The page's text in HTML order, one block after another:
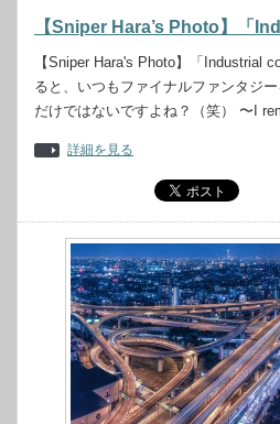
【Sniper Hara’s Photo】「
【Sniper Hara's Photo】「Industrial
ると、いつもファイナルファンタジ
だけではないですよね？（笑） 〜I
詳細を見る